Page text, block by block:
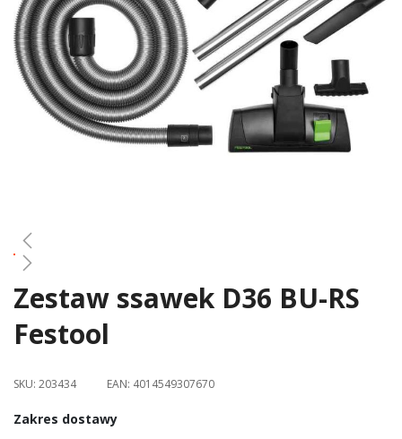
gallery
Skip
the
of
images
Zestaw ssawek D36 BU-RS
Festool
SKU: 203434 EAN: 4014549307670
Zakres dostawy